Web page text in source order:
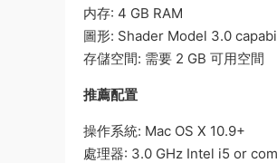
内存: 4 GB RAM
圖形: Shader Model 3.0
存儲空間: 需要 2 GB 可用空間
推薦配置
操作系統: Mac OS X 10.9+
處理器: 3.0 GHz Intel i5 or